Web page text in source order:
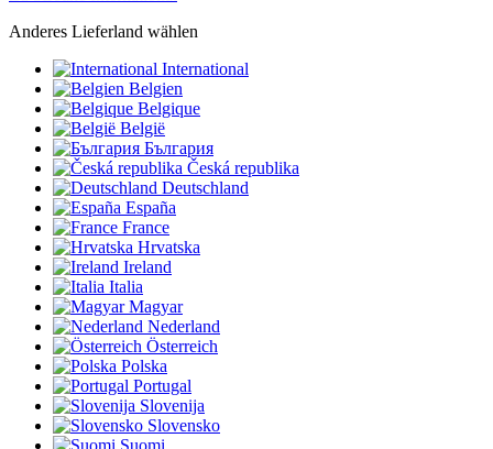
Anderes Lieferland wählen
International
Belgien
Belgique
België
България
Česká republika
Deutschland
España
France
Hrvatska
Ireland
Italia
Magyar
Nederland
Österreich
Polska
Portugal
Slovenija
Slovensko
Suomi